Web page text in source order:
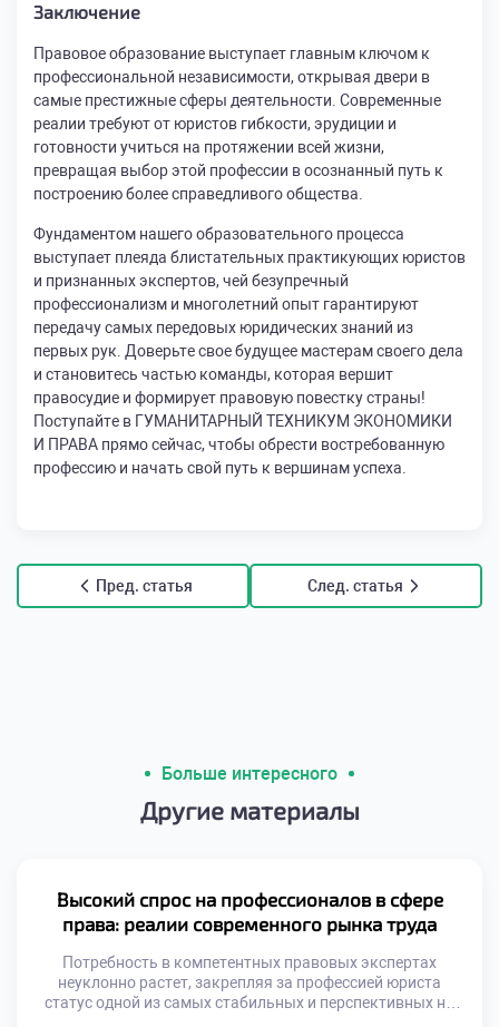
Заключение
Правовое образование выступает главным ключом к
профессиональной независимости, открывая двери в
самые престижные сферы деятельности. Современные
реалии требуют от юристов гибкости, эрудиции и
готовности учиться на протяжении всей жизни,
превращая выбор этой профессии в осознанный путь к
построению более справедливого общества.
Фундаментом нашего образовательного процесса
выступает плеяда блистательных практикующих юристов
и признанных экспертов, чей безупречный
профессионализм и многолетний опыт гарантируют
передачу самых передовых юридических знаний из
первых рук. Доверьте свое будущее мастерам своего дела
и становитесь частью команды, которая вершит
правосудие и формирует правовую повестку страны!
Поступайте в ГУМАНИТАРНЫЙ ТЕХНИКУМ ЭКОНОМИКИ
И ПРАВА прямо сейчас, чтобы обрести востребованную
профессию и начать свой путь к вершинам успеха.
Пред. статья След. статья
Больше интересного
Другие материалы
Высокий спрос на профессионалов в сфере
права: реалии современного рынка труда
Потребность в компетентных правовых экспертах
неуклонно растет, закрепляя за профессией юриста
статус одной из самых стабильных и перспективных на